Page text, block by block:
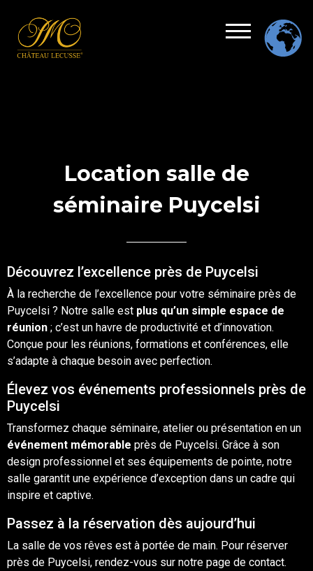
Location salle de
séminaire Puycelsi
Découvrez l’excellence près de Puycelsi
À la recherche de l’excellence pour votre séminaire près de
Puycelsi ? Notre salle est plus qu’un simple espace de
réunion ; c’est un havre de productivité et d’innovation.
Conçue pour les réunions, formations et conférences, elle
s’adapte à chaque besoin avec perfection.
Élevez vos événements professionnels près de
Puycelsi
Transformez chaque séminaire, atelier ou présentation en un
événement mémorable près de Puycelsi. Grâce à son
design professionnel et ses équipements de pointe, notre
salle garantit une expérience d’exception dans un cadre qui
inspire et captive.
Passez à la réservation dès aujourd’hui
La salle de vos rêves est à portée de main. Pour réserver
près de Puycelsi, rendez-vous sur notre page de contact.